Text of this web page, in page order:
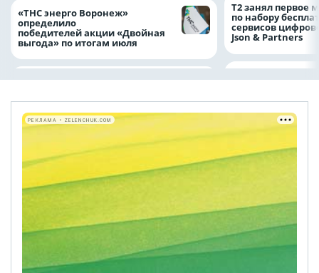
«ТНС энерго Воронеж»
определило
победителей акции «Двойная
выгода» по итогам июля
Т2 занял первое
по набору
сервисов
Json & Partners
РЕКЛАМА • ZELENCHUK.COM